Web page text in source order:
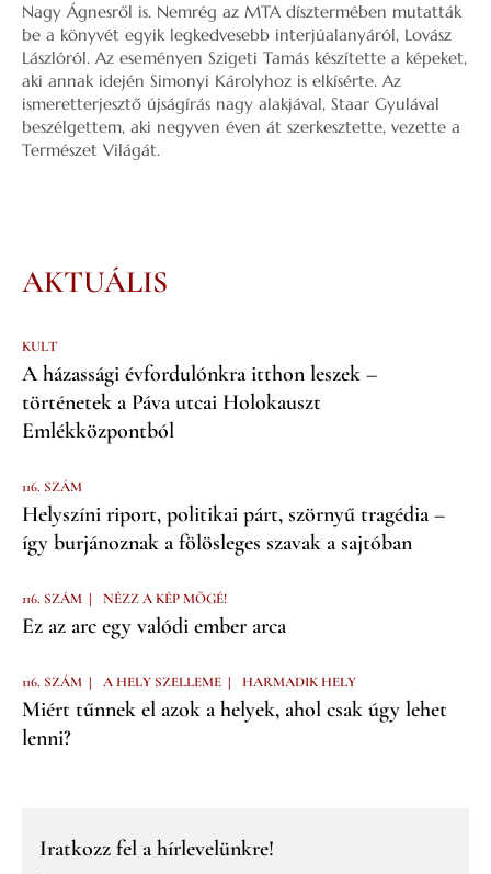
Nagy Ágnesről is. Nemrég az MTA dísztermében mutatták
be a könyvét egyik legkedvesebb interjúalanyáról, Lovász
Lászlóról. Az eseményen Szigeti Tamás készítette a képeket,
aki annak idején Simonyi Károlyhoz is elkísérte. Az
ismeretterjesztő újságírás nagy alakjával, Staar Gyulával
beszélgettem, aki negyven éven át szerkesztette, vezette a
Természet Világát.
AKTUÁLIS
KULT
A házassági évfordulónkra itthon leszek –
történetek a Páva utcai Holokauszt
Emlékközpontból
116. SZÁM
Helyszíni riport, politikai párt, szörnyű tragédia –
így burjánoznak a fölösleges szavak a sajtóban
116. SZÁM | NÉZZ A KÉP MÖGÉ!
Ez az arc egy valódi ember arca
116. SZÁM | A HELY SZELLEME | HARMADIK HELY
Miért tűnnek el azok a helyek, ahol csak úgy lehet
lenni?
Iratkozz fel a hírlevelünkre!